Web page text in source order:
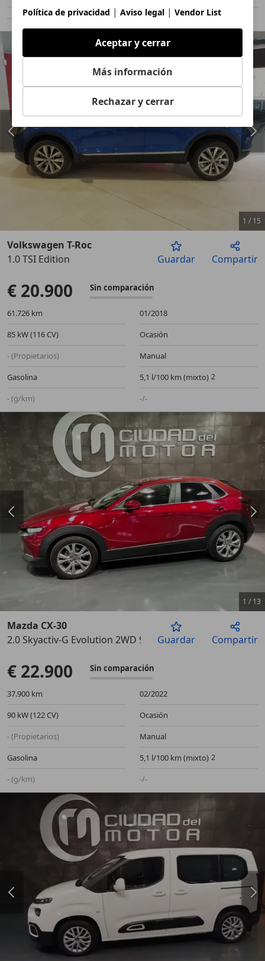
- (g/km)
-/-
Anterior
1 / 15
Volkswagen T-Roc
1.0 TSI Edition
Guardar Compartir
€ 20.900 Sin comparación
61.726 km
01/2018
85 kW (116 CV)
Ocasión
- (Propietarios)
Manual
Gasolina
5,1 l/100 km (mixto)
- (g/km)
-/-
Anterior
1 / 13
Mazda CX-30
2.0 Skyactiv-G Evolution 2WD 90kWGuardar Compartir
€ 22.900 Sin comparación
37.900 km
02/2022
90 kW (122 CV)
Ocasión
- (Propietarios)
Manual
Gasolina
5,1 l/100 km (mixto)
- (g/km)
-/-
Política de privacidad | Aviso legal | Vendor List
Aceptar y cerrar
Más información
Rechazar y cerrar